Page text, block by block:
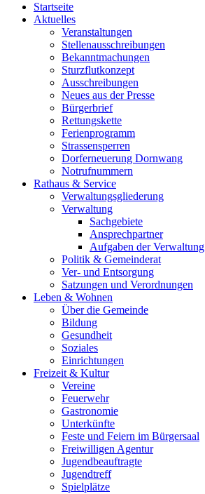
Startseite
Aktuelles
Veranstaltungen
Stellenausschreibungen
Bekanntmachungen
Sturzflutkonzept
Ausschreibungen
Neues aus der Presse
Bürgerbrief
Rettungskette
Ferienprogramm
Strassensperren
Dorferneuerung Dornwang
Notrufnummern
Rathaus & Service
Verwaltungsgliederung
Verwaltung
Sachgebiete
Ansprechpartner
Aufgaben der Verwaltung
Politik & Gemeinderat
Ver- und Entsorgung
Satzungen und Verordnungen
Leben & Wohnen
Über die Gemeinde
Bildung
Gesundheit
Soziales
Einrichtungen
Freizeit & Kultur
Vereine
Feuerwehr
Gastronomie
Unterkünfte
Feste und Feiern im Bürgersaal
Freiwilligen Agentur
Jugendbeauftragte
Jugendtreff
Spielplätze